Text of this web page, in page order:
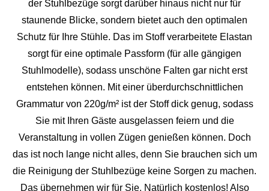
der Stuhlbezüge sorgt darüber hinaus nicht nur für
staunende Blicke, sondern bietet auch den optimalen
Schutz für Ihre Stühle. Das im Stoff verarbeitete Elastan
sorgt für eine optimale Passform (für alle gängigen
Stuhlmodelle), sodass unschöne Falten gar nicht erst
entstehen können. Mit einer überdurchschnittlichen
Grammatur von 220g/m² ist der Stoff dick genug, sodass
Sie mit Ihren Gäste ausgelassen feiern und die
Veranstaltung in vollen Zügen genießen können. Doch
das ist noch lange nicht alles, denn Sie brauchen sich um
die Reinigung der Stuhlbezüge keine Sorgen zu machen.
Das übernehmen wir für Sie. Natürlich kostenlos! Also